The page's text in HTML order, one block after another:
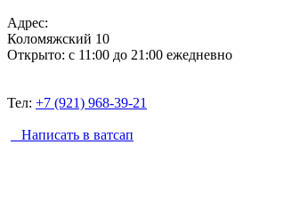
Адрес:
Коломяжский 10
Открыто: с 11:00 до 21:00 ежедневно
Тел: +7 (921) 968-39-21
Написать в ватсап